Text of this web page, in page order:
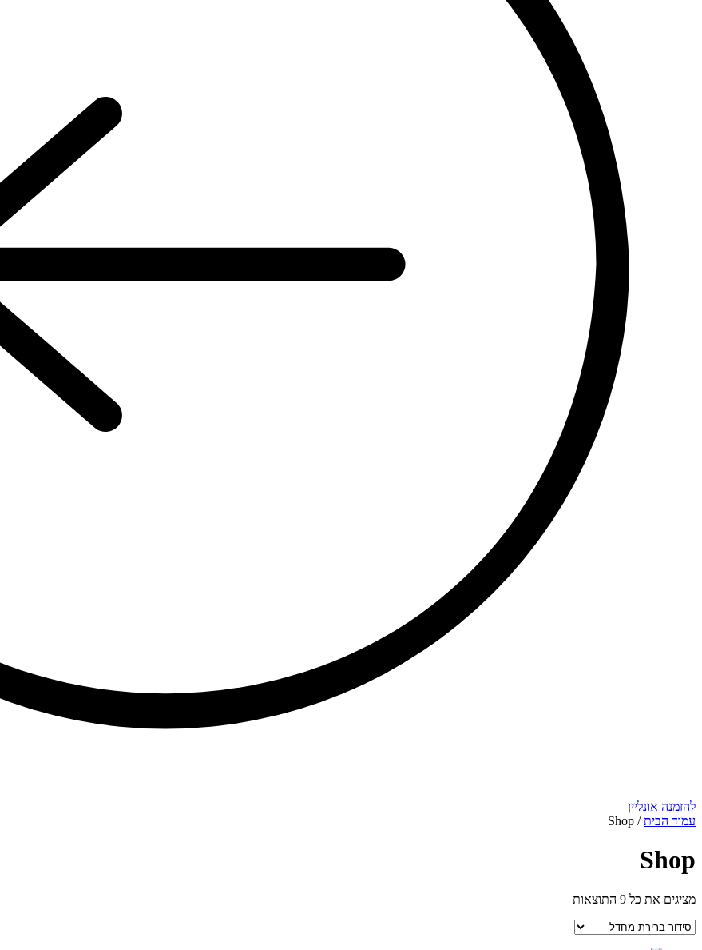
להזמנה אונליין
עמוד הבית/ Shop
Shop
מציגים את כל ⁦9⁩ התוצאות